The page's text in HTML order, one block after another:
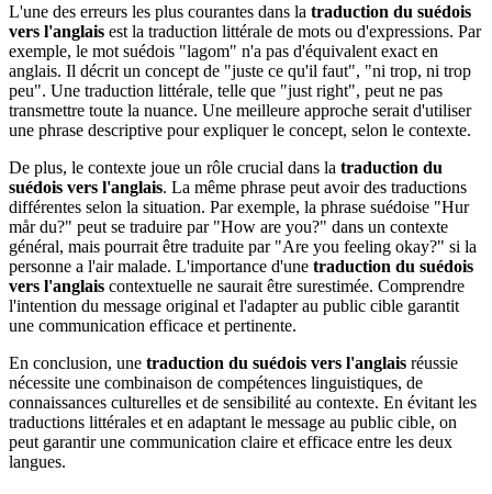
L'une des erreurs les plus courantes dans la traduction du suédois
vers l'anglais est la traduction littérale de mots ou d'expressions. Par
exemple, le mot suédois "lagom" n'a pas d'équivalent exact en
anglais. Il décrit un concept de "juste ce qu'il faut", "ni trop, ni trop
peu". Une traduction littérale, telle que "just right", peut ne pas
transmettre toute la nuance. Une meilleure approche serait d'utiliser
une phrase descriptive pour expliquer le concept, selon le contexte.
De plus, le contexte joue un rôle crucial dans la traduction du
suédois vers l'anglais. La même phrase peut avoir des traductions
différentes selon la situation. Par exemple, la phrase suédoise "Hur
mår du?" peut se traduire par "How are you?" dans un contexte
général, mais pourrait être traduite par "Are you feeling okay?" si la
personne a l'air malade. L'importance d'une traduction du suédois
vers l'anglais contextuelle ne saurait être surestimée. Comprendre
l'intention du message original et l'adapter au public cible garantit
une communication efficace et pertinente.
En conclusion, une traduction du suédois vers l'anglais réussie
nécessite une combinaison de compétences linguistiques, de
connaissances culturelles et de sensibilité au contexte. En évitant les
traductions littérales et en adaptant le message au public cible, on
peut garantir une communication claire et efficace entre les deux
langues.